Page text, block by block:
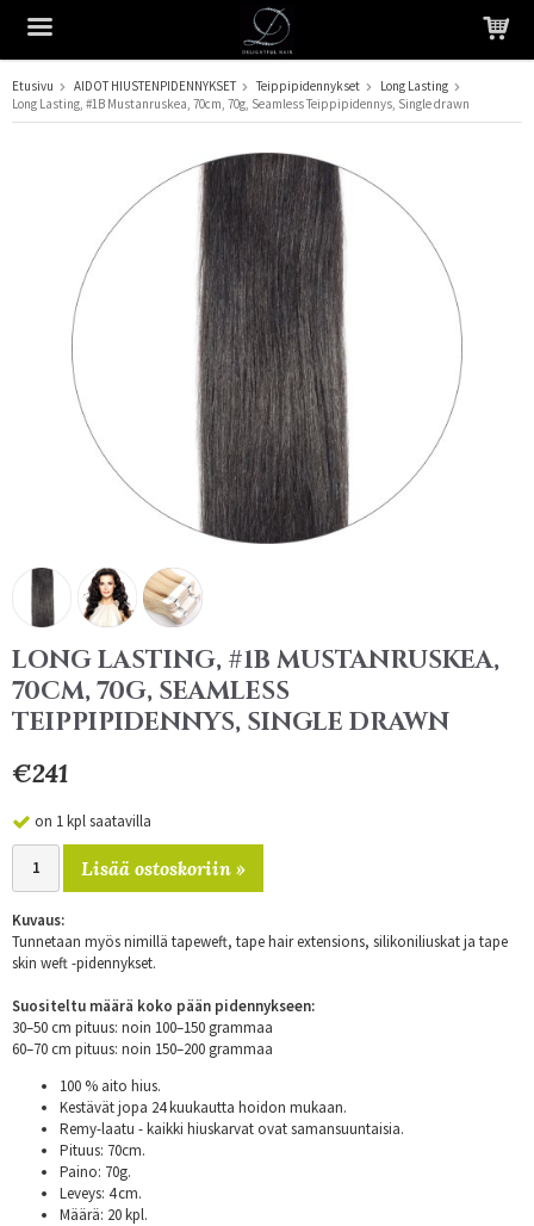
Tuote on lisätty ostoskoriin
Etusivu AIDOT HIUSTENPIDENNYKSET Teippipidennykset
Long Lasting
Long Lasting, #1B Mustanruskea, 70cm, 70g, Seamless Teippipidennys, Single drawn
LONG LASTING, #1B MUSTANRUSKEA,
70CM, 70G, SEAMLESS
TEIPPIPIDENNYS, SINGLE DRAWN
€241
on 1 kpl saatavilla
Lisää ostoskoriin »
Kuvaus:
Tunnetaan myös nimillä tapeweft, tape hair extensions, silikoniliuskat ja tape
skin weft -pidennykset.
Suositeltu määrä koko pään pidennykseen:
30–50 cm pituus: noin 100–150 grammaa
60–70 cm pituus: noin 150–200 grammaa
100 % aito hius.
Kestävät jopa 24 kuukautta hoidon mukaan.
Remy-laatu - kaikki hiuskarvat ovat samansuuntaisia.
Pituus: 70cm.
Paino: 70g.
Leveys: 4 cm.
Määrä: 20 kpl.